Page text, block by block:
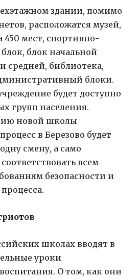
здании, помимо
расположатся музей,
450 мест, спортивно-
блок начальной
средней, библиотека,
блоки.
будет доступно
групп населения.
новой школы
в Березово будет
смену, а само
всем
безопасности и
школах вводят в
уроки
О том, как они